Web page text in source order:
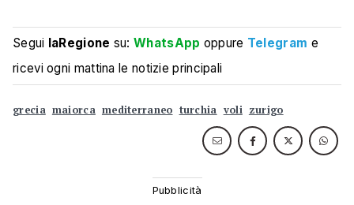
Segui laRegione su:WhatsApp oppure Telegram e
ricevi ogni mattina le notizie principali
grecia maiorca mediterraneo turchia voli zurigo